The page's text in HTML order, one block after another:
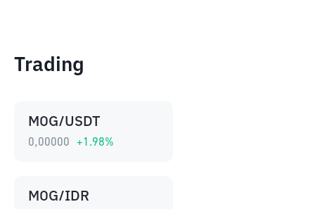
Trading
MOG/USDT
0,00000 +1.98%
MOG/IDR